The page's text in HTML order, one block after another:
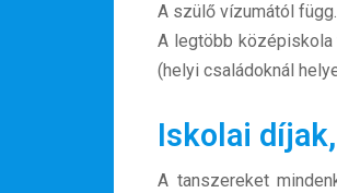
A szülő vízumától
A legtöbb
(helyi családoknál
Iskolai
A tanszereket